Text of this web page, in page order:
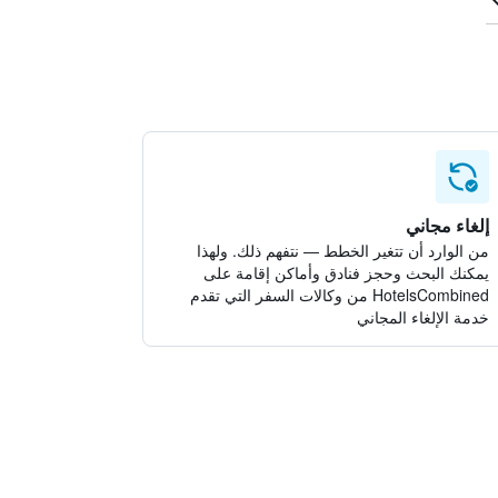
إلغاء مجاني
من الوارد أن تتغير الخطط — نتفهم ذلك. ولهذا
يمكنك البحث وحجز فنادق وأماكن إقامة على
HotelsCombined من وكالات السفر التي تقدم
خدمة الإلغاء المجاني